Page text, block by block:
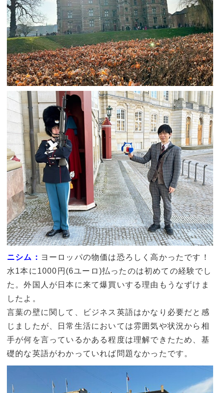
ニシム： ヨーロッパの物価は恐ろしく高かったです！
水1本に1000円(6ユーロ)払ったのは初めての経験でし
た。外国人が日本に来て爆買いする理由もうなずけま
したよ。
言葉の壁に関して、ビジネス英語はかなり必要だと感
じましたが、日常生活においては雰囲気や状況から相
手が何を言っているかある程度は理解できたため、基
礎的な英語がわかっていれば問題なかったです。